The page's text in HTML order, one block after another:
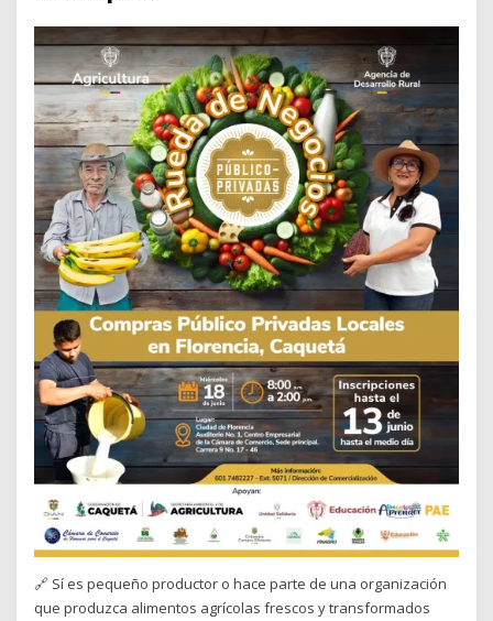
🔗 Sí es pequeño productor o hace parte de una organización
que produzca alimentos agrícolas frescos y transformados